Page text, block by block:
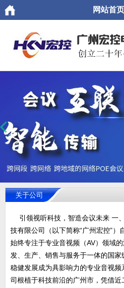
网站首页
关于公司
引领视听科技，智造会议未来 一
技有限公司（以下简称“广州宏控”）
始终专注于专业音视频（AV）领域
发、生产、销售与服务于一体的国
稳健发展成为具影响力的专业音视
司根植于科技前沿的广州市，凭借